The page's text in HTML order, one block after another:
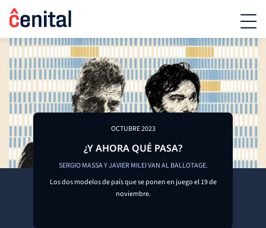
OCTUBRE 2023
¿Y AHORA QUÉ PASA?
SERGIO MASSA Y JAVIER MILEI VAN AL BALLOTAGE.
Los dos modelos de país que se ponen en juego el 19 de
noviembre.